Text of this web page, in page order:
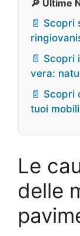
🔎 Ultime
📄
📄 Scopri
vera:
📄
tuoi
Le
delle